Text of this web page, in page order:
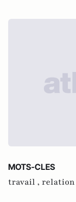
MOTS-CLES
travail , relation